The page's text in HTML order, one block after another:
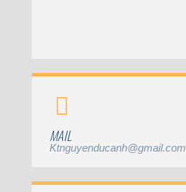
MAIL
Ktnguyenducanh@gmail.com